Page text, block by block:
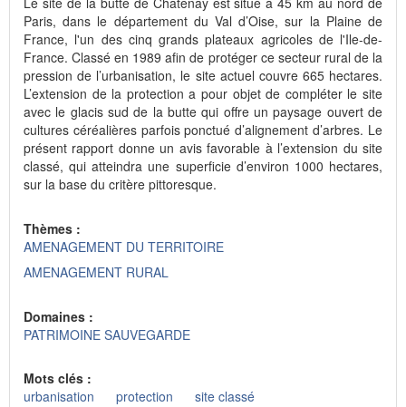
Paris, dans le département du Val d’Oise, sur la Plaine de
France, l'un des cinq grands plateaux agricoles de l'Ile-de-
France. Classé en 1989 afin de protéger ce secteur rural de la
pression de l’urbanisation, le site actuel couvre 665 hectares.
L’extension de la protection a pour objet de compléter le site
avec le glacis sud de la butte qui offre un paysage ouvert de
cultures céréalières parfois ponctué d’alignement d’arbres. Le
présent rapport donne un avis favorable à l’extension du site
classé, qui atteindra une superficie d’environ 1000 hectares,
sur la base du critère pittoresque.
Thèmes :
AMENAGEMENT DU TERRITOIRE
AMENAGEMENT RURAL
Domaines :
PATRIMOINE SAUVEGARDE
Mots clés :
urbanisation
protection
site classé